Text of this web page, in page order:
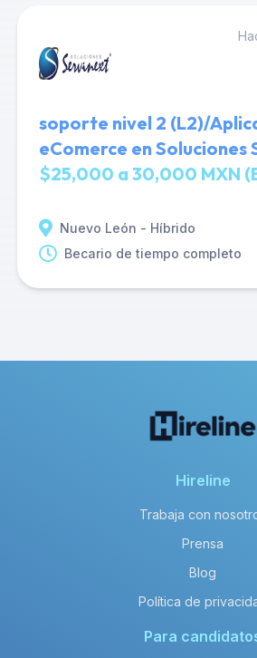
soporte nivel 2 (L2)/
eComerce en Soluciones
$25,000 a 30,000 MXN
Nuevo León - Híbrido
Becario de tiempo completo
Hireline
Trabaja con
Prensa
Blog
Política de
Para